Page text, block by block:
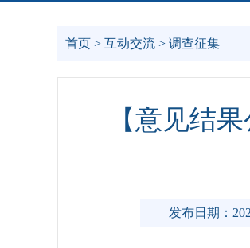
首页 > 互动交流 > 调查征集
【意见结
发布日期：